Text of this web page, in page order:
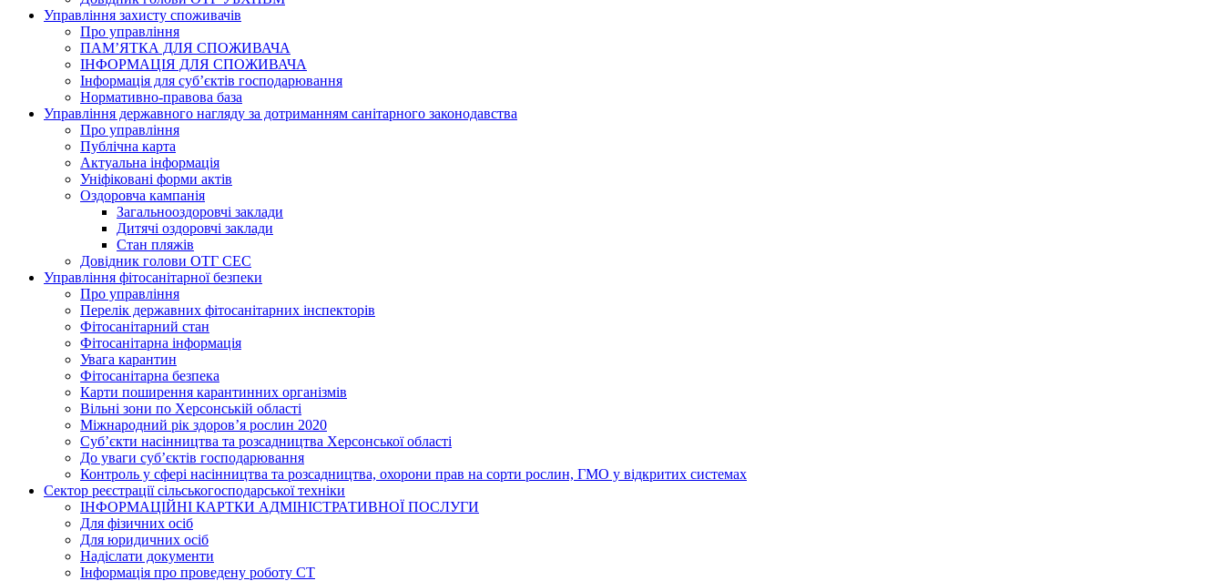
Управління захисту споживачів
Про управління
ПАМ’ЯТКА ДЛЯ СПОЖИВАЧА
ІНФОРМАЦІЯ ДЛЯ СПОЖИВАЧА
Інформація для суб’єктів господарювання
Нормативно-правова база
Управління державного нагляду за дотриманням санітарного законодавства
Про управління
Публічна карта
Актуальна інформація
Уніфіковані форми актів
Оздоровча кампанія
Загальнооздоровчі заклади
Дитячі оздоровчі заклади
Стан пляжів
Довідник голови ОТГ СЕС
Управління фітосанітарної безпеки
Про управління
Перелік державних фітосанітарних інспекторів
Фітосанітарний стан
Фітосанітарна інформація
Увага карантин
Фітосанітарна безпека
Карти поширення карантинних організмів
Вільні зони по Херсонській області
Міжнародний рік здоров’я рослин 2020
Суб’єкти насінництва та розсадництва Херсонської області
До уваги суб’єктів господарювання
Контроль у сфері насінництва та розсадництва, охорони прав на сорти рослин, ГМО у відкритих системах
Сектор реєстрації сільськогосподарської техніки
ІНФОРМАЦІЙНІ КАРТКИ АДМІНІСТРАТИВНОЇ ПОСЛУГИ
Для фізичних осіб
Для юридичних осіб
Надіслати документи
Інформація про проведену роботу СТ